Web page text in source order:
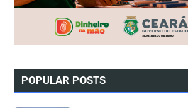
POPULAR POSTS